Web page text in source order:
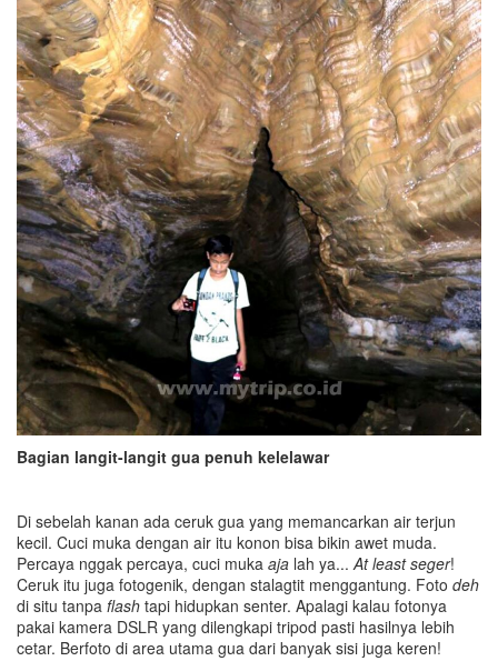
Bagian langit-langit gua penuh kelelawar
Di sebelah kanan ada ceruk gua yang memancarkan air terjun
kecil. Cuci muka dengan air itu konon bisa bikin awet muda.
Percaya nggak percaya, cuci muka aja lah ya... At least seger!
Ceruk itu juga fotogenik, dengan stalagtit menggantung. Foto deh
di situ tanpa flash tapi hidupkan senter. Apalagi kalau fotonya
pakai kamera DSLR yang dilengkapi tripod pasti hasilnya lebih
cetar. Berfoto di area utama gua dari banyak sisi juga keren!